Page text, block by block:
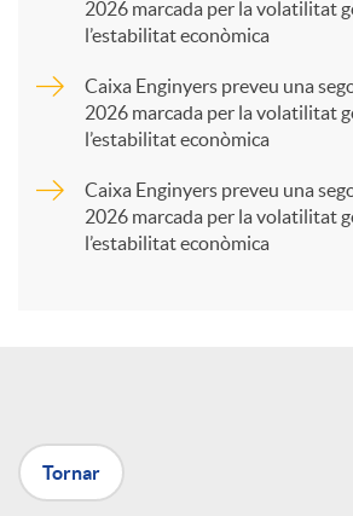
X
2026 marcada per la volatilitat
l’estabilitat econòmica
Caixa Enginyers preveu una
2026 marcada per la volatilitat
l’estabilitat econòmica
Caixa Enginyers preveu una
2026 marcada per la volatilitat
l’estabilitat econòmica
Tornar